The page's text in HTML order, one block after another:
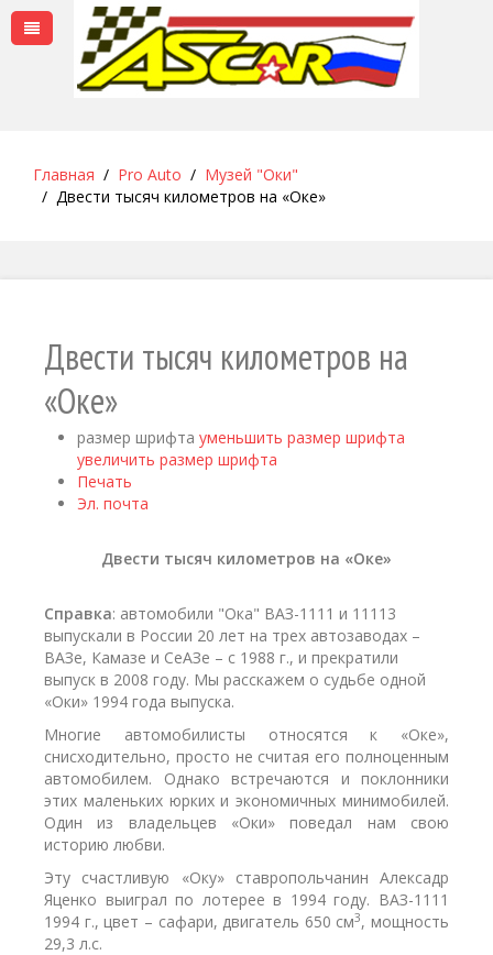
Главная Pro Auto
Музей "Оки"
Двести тысяч километров на «Оке»
Двести тысяч километров на
«Оке»
размер шрифта уменьшить размер шрифта
увеличить размер шрифта
Печать
Эл. почта
Двести тысяч километров на «Оке»
Справка: автомобили "Ока" ВАЗ-1111 и 11113
выпускали в России 20 лет на трех автозаводах –
ВАЗе, Камазе и СеАЗе – с 1988 г., и прекратили
выпуск в 2008 году. Мы расскажем о судьбе одной
«Оки» 1994 года выпуска.
Многие автомобилисты относятся к «Оке»,
снисходительно, просто не считая его полноценным
автомобилем. Однако встречаются и поклонники
этих маленьких юрких и экономичных минимобилей.
Один из владельцев «Оки» поведал нам свою
историю любви.
Эту счастливую «Оку» ставропольчанин Алексадр
Яценко выиграл по лотерее в 1994 году. ВАЗ-1111
1994 г., цвет – сафари, двигатель 650 см3, мощность
29,3 л.с.